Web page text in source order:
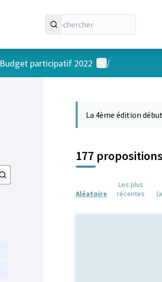
Budget participatif 2022 Menu utilisateur
/
La 4ème édition
177 propositions
Aléatoire
Les plus
récentes